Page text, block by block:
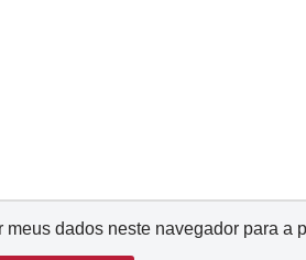
meus dados neste navegador para a